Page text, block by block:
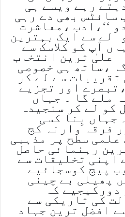
رہے ویسے ہی
سائٹس بھی دے رہی
‘‘،ادب ،معاشرت
سے ایک بہترین
آپ کو کلاسک سے
اعلیٰ ترین انتخاب
،ساتھ ہی خصوصی
تقریبات سے لے کر
اور تجزیے
ملے گا ۔ جہاں
کو لے کر سنجیدہ
جہاں بِنا کسی
فرقہ وارنہ کج
علمی سطح پر مذہبی
رہنمائی حاصل
اپنی تخلیقات سے
پیج کوسجائیے
پھیلی بے چینی
دورکیجیے کہ
کی تاریکی سے
افضل ترین جہاد